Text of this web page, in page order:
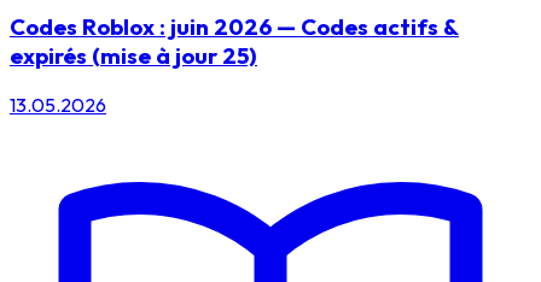
Codes Roblox : juin 2026 — Codes actifs &
expirés (mise à jour 25)
13.05.2026